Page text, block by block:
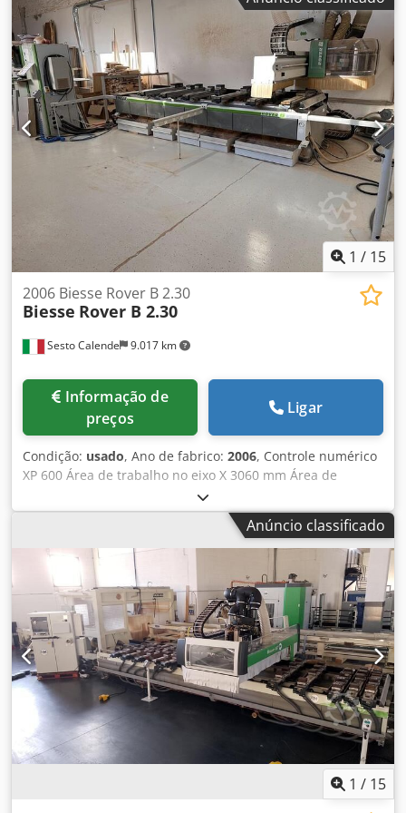
1 / 15
Sesto Calende 9.017 km
2006 Biesse Rover B 2.30
Biesse Rover B 2.30
preços
Ligar
Condição: usado, Ano de fabrico: 2006, Controle numérico
XP 600 Área de trabalho no eixo X 3060 mm Área de
trabalho no eixo Y 1140 mm Área de trabalho no eixo Z 160
mm N ° 2 campos de trabalho Bancada de barra N ° 6
hastes ajustáveis para suporte de ventosa N ° de hastes
pneumáticas de baquelite para elevação da placa (?) 2
ventosas ajustáveis para cada haste com vedação a vácuo
para fixação da placa durante a usinagem N ° 1 eletrofuso
vertical com motor de 12 kW no eixo C Sistema de troca de
ferramentas de 10 posições - posicionado no cabeçote de
perfuração da máquina, cone tipo Iso 30 Cabeçote de
perfuração BH19L com 18 fusos dispostos da seguinte
forma: - N ° 7 verticais no eixo X - N ° 6 verticais no eixo Y -
N ° 4 horizontais no eixo X - N ° 2 horizontais no eixo Y - N
° 1 grupo de lâminas independente para criação de
ranhuras no eixo X Frente Sistema de proteção e
segurança por fotocélula Sistema de lubrificação
resfriamento e limpeza do controle da máquina Bomba de
Anúncio classificado
1 / 15